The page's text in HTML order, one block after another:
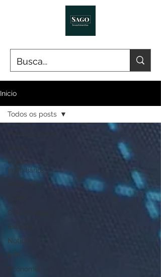
Início
Fundos
Imobiliários
Renda Fixa
Criptomoedas
Exterior
Notícias
ETF
Economia
Todos os posts